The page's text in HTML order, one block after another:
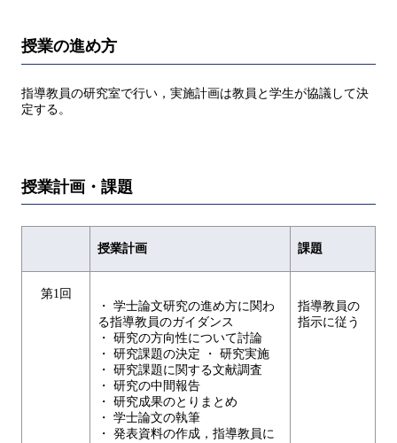
授業の進め方
指導教員の研究室で行い，実施計画は教員と学生が協議して決
定する。
授業計画・課題
授業計画 課題
第1回
・ 学士論文研究の進め方に関わ
る指導教員のガイダンス
・ 研究の方向性について討論
・ 研究課題の決定 ・ 研究実施
・ 研究課題に関する文献調査
・ 研究の中間報告
・ 研究成果のとりまとめ
・ 学士論文の執筆
・ 発表資料の作成，指導教員に
指導教員の
指示に従う